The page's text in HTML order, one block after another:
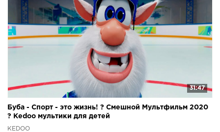
31:47
Буба - Спорт - это жизнь! ? Смешной Мультфильм 2020
? Kedoo мультики для детей
KEDOO